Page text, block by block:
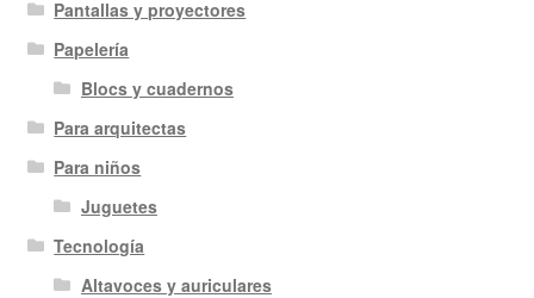
Pantallas y proyectores
Papelería
Blocs y cuadernos
Para arquitectas
Para niños
Juguetes
Tecnología
Altavoces y auriculares